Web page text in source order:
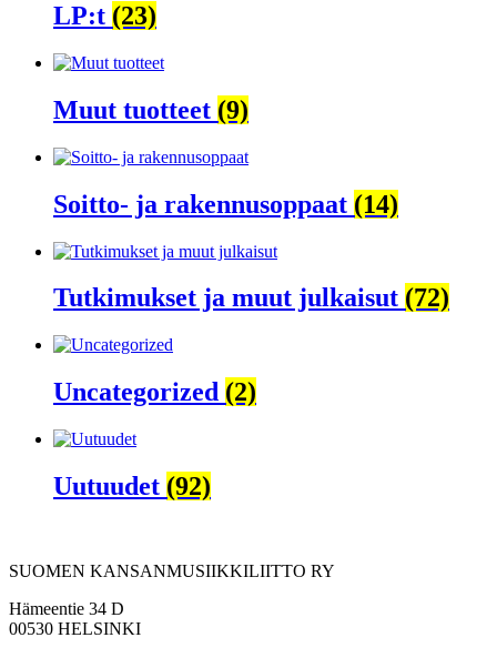
LP:t (23)
Muut tuotteet (9)
Soitto- ja rakennusoppaat (14)
Tutkimukset ja muut julkaisut (72)
Uncategorized (2)
Uutuudet (92)
SUOMEN KANSANMUSIIKKILIITTO RY
Hämeentie 34 D
00530 HELSINKI